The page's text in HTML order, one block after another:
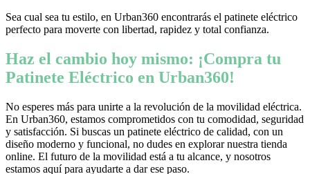
Sea cual sea tu estilo, en Urban360 encontrarás el patinete eléctrico
perfecto para moverte con libertad, rapidez y total confianza.
Haz el cambio hoy mismo: ¡Compra tu
Patinete Eléctrico en Urban360!
No esperes más para unirte a la revolución de la movilidad eléctrica.
En Urban360, estamos comprometidos con tu comodidad, seguridad
y satisfacción. Si buscas un patinete eléctrico de calidad, con un
diseño moderno y funcional, no dudes en explorar nuestra tienda
online. El futuro de la movilidad está a tu alcance, y nosotros
estamos aquí para ayudarte a dar ese paso.